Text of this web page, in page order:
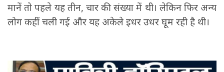
मानें तो पहले यह तीन, चार की संख्या में थी। लेकिन फिर अन्य
लोग कहीं चली गई और यह अकेले इधर उधर घूम रही है थी।